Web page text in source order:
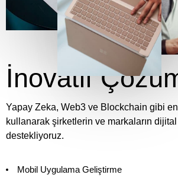
İnovatif
Yapay Zeka, Web3 ve Blockchain gibi
kullanarak şirketlerin ve markaların
destekliyoruz.
Mobil Uygulama Geliştirme